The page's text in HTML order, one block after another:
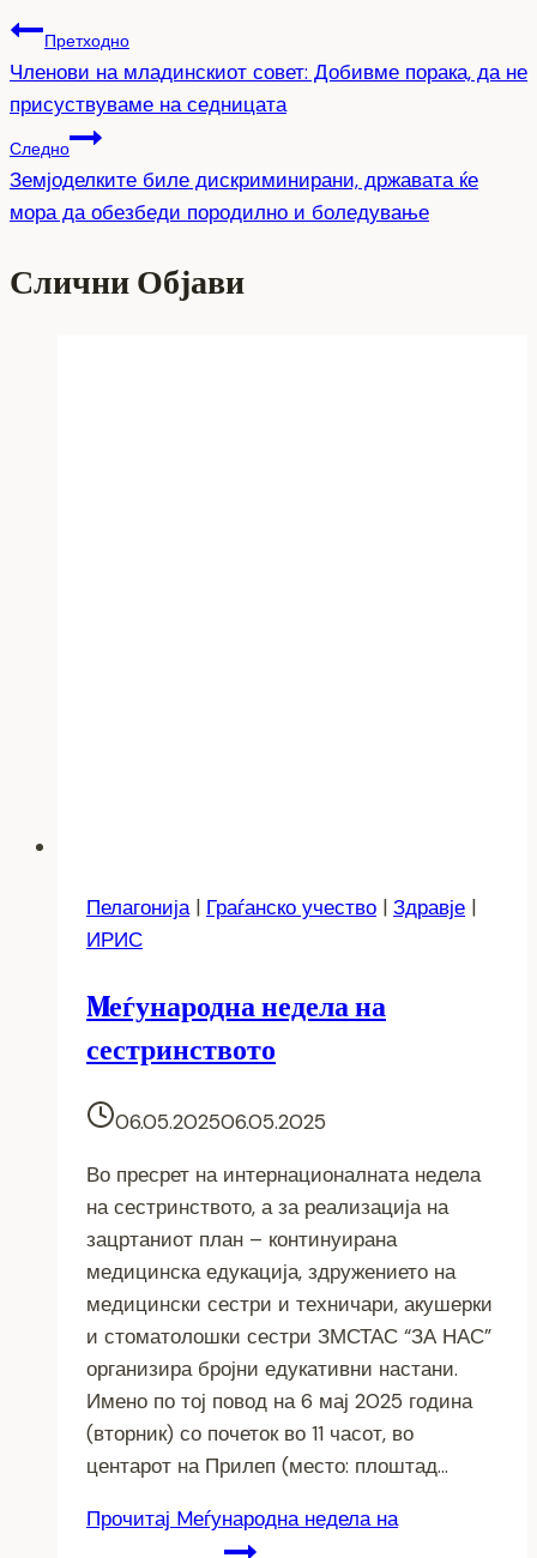
Претходно
Членови на младинскиот совет: Добивме порака, да не
присуствуваме на седницата
Следно
Земјоделките биле дискриминирани, државата ќе
мора да обезбеди породилно и боледување
Слични Објави
Пелагонија| Граѓанско учество | Здравје |
ИРИС
Mеѓународна недела на
сестринството
06.05.202506.05.2025
Во пресрет на интернационалната недела
на сестринството, а за реализација на
зацртаниот план – континуирана
медицинска едукација, здружението на
медицински сестри и техничари, акушерки
и стоматолошки сестри ЗМСТАС “ЗА НАС”
организира бројни едукативни настани.
Имено по тој повод на 6 мај 2025 година
(вторник) со почеток во 11 часот, во
центарот на Прилеп (место: плоштад…
Прочитај Mеѓународна недела на